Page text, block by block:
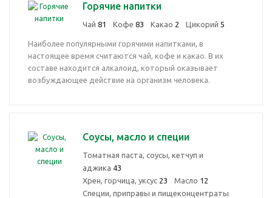
Горячие напитки
Чай 81 Кофе 83 Какао 2 Цикорий 5
Наиболее популярными горячими напитками, в
настоящее время считаются чай, кофе и какао. В их
составе находится алкалоид, который оказывает
возбуждающее действие на организм человека.
Соусы, масло и специи
Томатная паста, соусы, кетчуп и
аджика 43
Хрен, горчица, уксус 23 Масло 12
Специи, приправы и пищеконцентраты